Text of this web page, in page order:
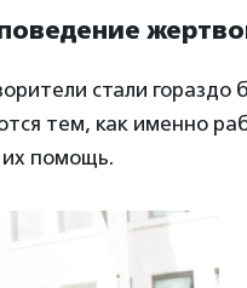
стали
тем, как именно
их помощь.